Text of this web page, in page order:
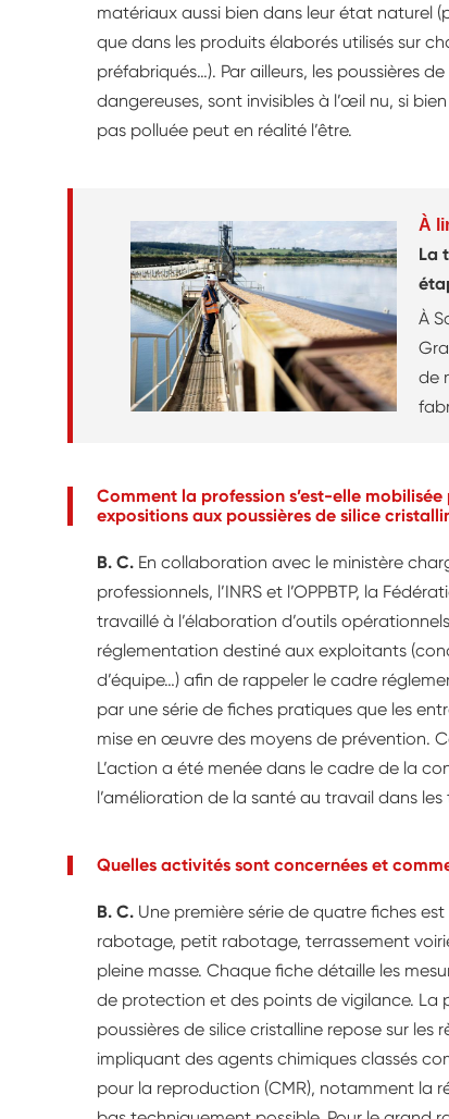
matériaux aussi bien dans leur état naturel
que dans les produits élaborés utilisés sur
préfabriqués…). Par ailleurs, les poussières
dangereuses, sont invisibles à l’œil nu, si
pas polluée peut en réalité l’être.
À
La
À
de
Comment la profession s’est-elle
expositions aux poussières de silice
B. C. En collaboration avec le ministère
professionnels, l’INRS et l’OPPBTP, la
travaillé à l’élaboration d’outils
réglementation destiné aux exploitants
d’équipe…) afin de rappeler le cadre
par une série de fiches pratiques que les
mise en œuvre des moyens de prévention.
L’action a été menée dans le cadre de la
l’amélioration de la santé au travail dans
Quelles activités sont concernées et
B. C. Une première série de quatre fiches
rabotage, petit rabotage, terrassement
pleine masse. Chaque fiche détaille les
de protection et des points de vigilance. La
poussières de silice cristalline repose sur
impliquant des agents chimiques classés
pour la reproduction (CMR), notamment la